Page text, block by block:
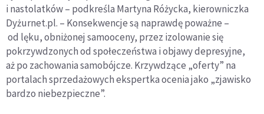
i nastolatków – podkreśla Martyna Różycka, kierowniczka
Dyżurnet.pl. – Konsekwencje są naprawdę poważne –
od lęku, obniżonej samooceny, przez izolowanie się
pokrzywdzonych od społeczeństwa i objawy depresyjne,
aż po zachowania samobójcze. Krzywdzące „oferty” na
portalach sprzedażowych ekspertka ocenia jako „zjawisko
bardzo niebezpieczne”.